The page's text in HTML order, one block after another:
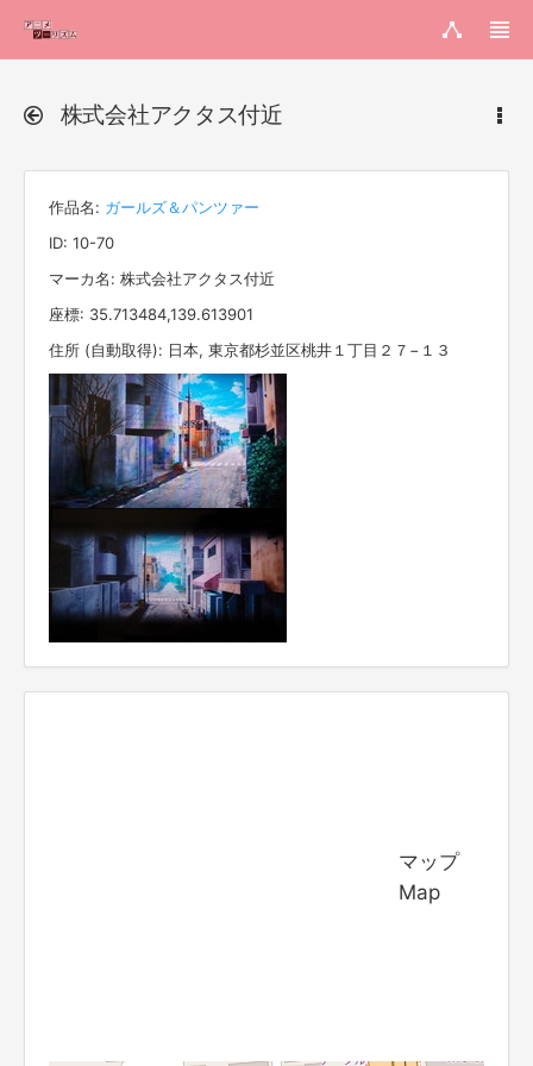
株式会社アクタス付近
作品名: ガールズ＆パンツァー
ID: 10-70
マーカ名: 株式会社アクタス付近
座標: 35.713484,139.613901
住所 (自動取得): 日本, 東京都杉並区桃井１丁目２７−１３
マップ
Map